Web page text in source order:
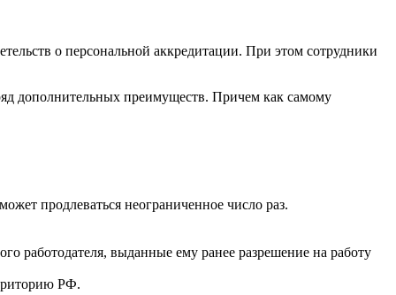
о персональной аккредитации. При этом сотрудники
дополнительных преимуществ. Причем как самому
продлеваться неограниченное число раз.
работодателя, выданные ему ранее разрешение на работу
РФ.